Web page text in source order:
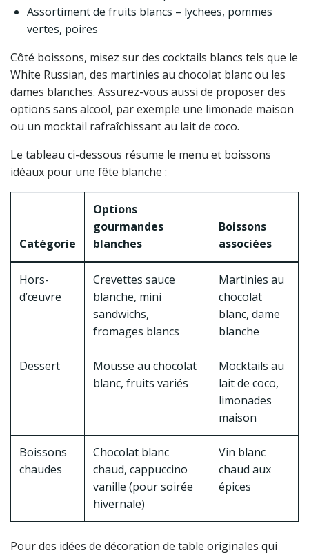
Assortiment de fruits blancs – lychees, pommes
vertes, poires
Côté boissons, misez sur des cocktails blancs tels que le
White Russian, des martinies au chocolat blanc ou les
dames blanches. Assurez-vous aussi de proposer des
options sans alcool, par exemple une limonade maison
ou un mocktail rafraîchissant au lait de coco.
Le tableau ci-dessous résume le menu et boissons
idéaux pour une fête blanche :
Catégorie
Options
gourmandes
blanches
Boissons
associées
Hors-
d’œuvre
Crevettes sauce
blanche, mini
sandwichs,
fromages blancs
Martinies au
chocolat
blanc, dame
blanche
Dessert
Mousse au chocolat
blanc, fruits variés
Mocktails au
lait de coco,
limonades
maison
Boissons
chaudes
Chocolat blanc
chaud, cappuccino
vanille (pour soirée
hivernale)
Vin blanc
chaud aux
épices
Pour des idées de décoration de table originales qui